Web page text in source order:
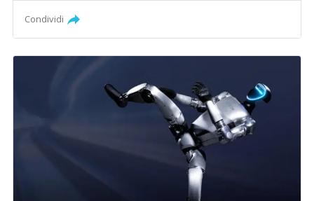
Condividi